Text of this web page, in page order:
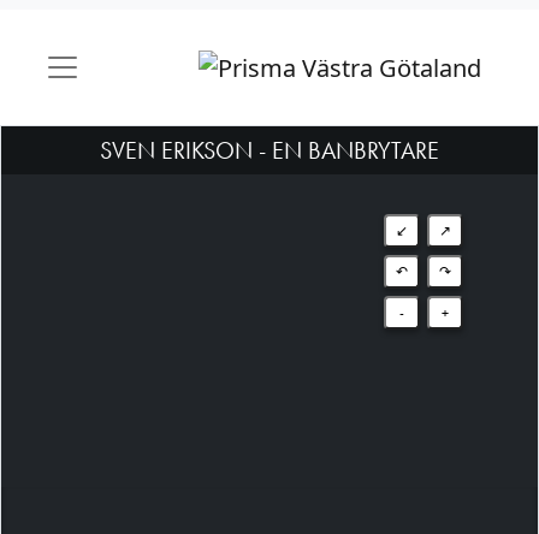
SVEN ERIKSON - EN BANBRYTARE
↙ ↗
↶ ↷
- +